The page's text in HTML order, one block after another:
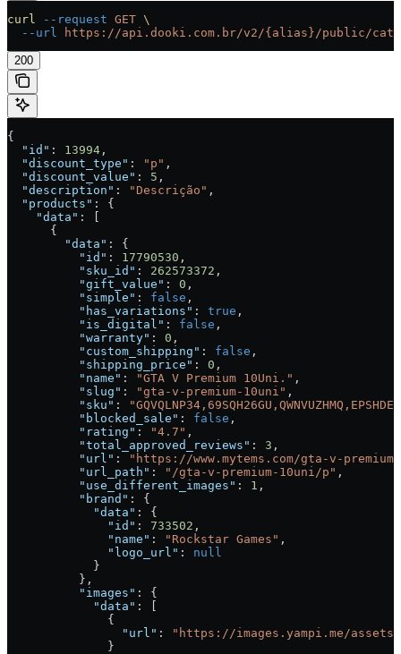
curl --request GET \
  --url
https://api.dooki.com.br/v2/{alias}/public/
200
{
  "id"
: 13994 ,
  "discount_type"
: "p" ,
  "discount_value"
: 5 ,
  "description"
: "Descrição" ,
  "products"
: {
    "data"
: [
      {
        "data"
: {
          "id"
: 17790530 ,
          "sku_id"
: 262573372 ,
          "gift_value"
: 0 ,
          "simple"
: false ,
          "has_variations"
: true ,
          "is_digital"
: false ,
          "warranty"
: 0 ,
          "custom_shipping"
: false ,
          "shipping_price"
: 0 ,
          "name"
: "GTA V Premium 10Uni." ,
          "slug"
: "gta-v-premium-10uni" ,
          "sku"
:
          "blocked_sale"
: false ,
          "rating"
: "4.7" ,
          "total_approved_reviews"
: 3 ,
          "url"
:
"https://www.mytems.com/gta-v-
          "url_path"
: "/gta-v-premium-10uni/p" ,
          "use_different_images"
: 1 ,
          "brand"
: {
            "data"
: {
              "id"
: 733502 ,
              "name"
: "Rockstar Games" ,
              "logo_url"
: null
            }
          },
          "images"
: {
            "data"
: [
              {
                "url"
:
"https://images.yampi.me/
              }